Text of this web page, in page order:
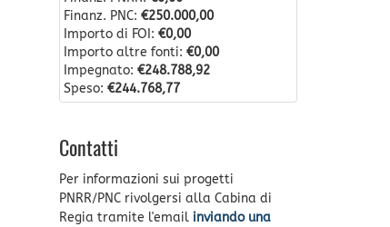
Finanz. PNC: €250.000,00
Importo di FOI: €0,00
Importo altre fonti: €0,00
Impegnato: €248.788,92
Speso: €244.768,77
Contatti
Per informazioni sui progetti
PNRR/PNC rivolgersi alla Cabina di
Regia tramite l'email inviando una